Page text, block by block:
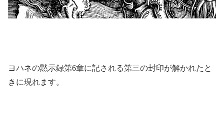
ヨハネの黙示録第6章に記される第三の封印が解かれたと
きに現れます。